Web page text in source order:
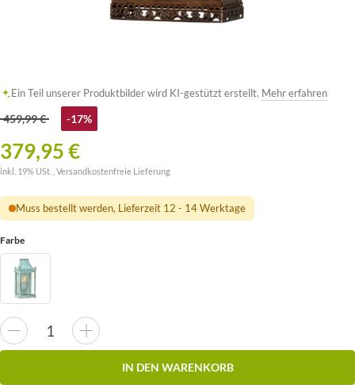
Ein Teil unserer Produktbilder wird KI-gestützt erstellt. Mehr erfahren
459,99 € -17%
379,95 €
inkl. 19% USt. , Versandkostenfreie Lieferung
Muss bestellt werden, Lieferzeit 12 - 14 Werktage
Farbe
IN DEN WARENKORB